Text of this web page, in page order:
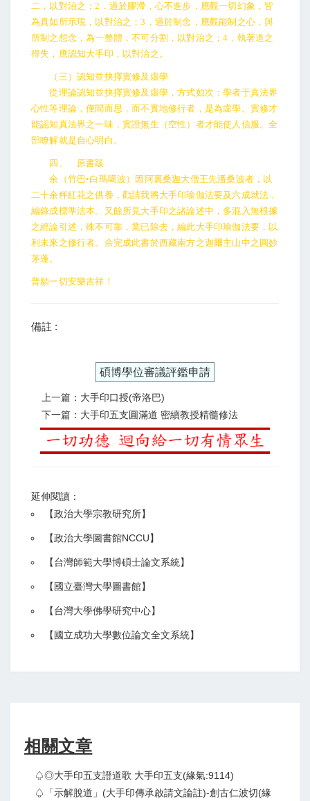
二，以對治之；2．過於膠滯，心不進步，應觀一切幻象，皆
為真如所示現，以對治之；3．過於制念，應觀能制之心，與
所制之想念，為一整體，不可分割，以對治之；4．執著道之
得失，應認知大手印，以對治之。
（三）認知並抉擇實修及虛學
從理論認知並抉擇實修及虛學，方式如次：學者于真法界
心性等理論，僅聞而思，而不實地修行者，是為虛學。實修才
能認知真法界之一味，實證無生（空性）者才能使人信服。全
部瞭解就是自心明白。
四、 原書跋
余（竹巴•白瑪噶波）因阿裏桑迦大僧王先潘桑波者，以
二十余秤紅花之供養，勸請我將大手印瑜伽法要及六成就法，
編錄成標準法本。又餘所見大手印之諸論述中，多混入無根據
之經論引述，殊不可靠，業已除去，編此大手印瑜伽法要，以
利未來之修行者。余完成此書於西藏南方之迦爾主山中之圓妙
茅蓬。
普願一切安樂吉祥！
備註 :
碩博學位審議評鑑申請
上一篇：大手印口授(帝洛巴)
下一篇：大手印五支圓滿道 密續教授精髓修法
延伸閱讀：
【政治大學宗教研究所】
【政治大學圖書館NCCU】
【台灣師範大學博碩士論文系統】
【 國立臺灣大學圖書館】
【台灣大學佛學研究中心】
【 國立成功大學數位論文全文系統】
相關文章
♤◎大手印五支證道歌 大手印五支(緣氣:9114)
♤「示解脫道」(大手印傳承啟請文論註)-創古仁波切(緣